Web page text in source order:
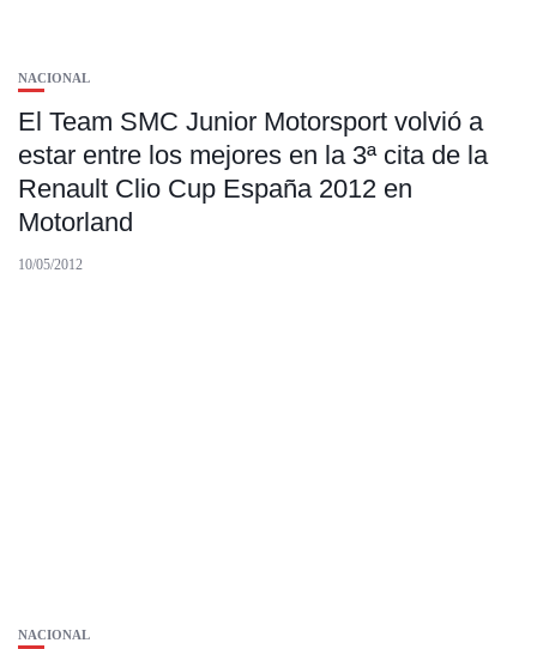
NACIONAL
El Team SMC Junior Motorsport volvió a
estar entre los mejores en la 3ª cita de la
Renault Clio Cup España 2012 en
Motorland
10/05/2012
NACIONAL